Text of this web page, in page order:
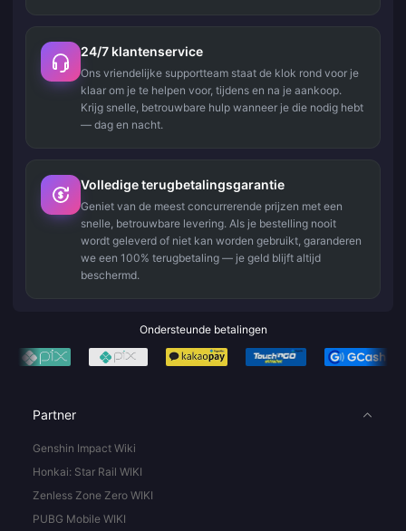
24/7 klantenservice
Ons vriendelijke supportteam staat de klok rond voor je
klaar om je te helpen voor, tijdens en na je aankoop.
Krijg snelle, betrouwbare hulp wanneer je die nodig hebt
— dag en nacht.
Volledige terugbetalingsgarantie
Geniet van de meest concurrerende prijzen met een
snelle, betrouwbare levering. Als je bestelling nooit
wordt geleverd of niet kan worden gebruikt, garanderen
we een 100% terugbetaling — je geld blijft altijd
beschermd.
Ondersteunde betalingen
Partner
Genshin Impact Wiki
Honkai: Star Rail WIKI
Zenless Zone Zero WIKI
PUBG Mobile WIKI